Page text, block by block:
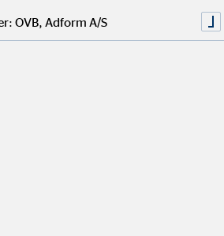
Versicherungs-, Anlage-
- 90
-91
finanzberatung.de
OVB, Adform A/S